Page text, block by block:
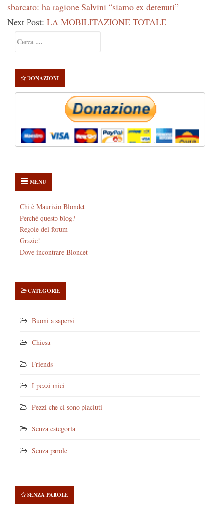
sbarcato: ha ragione Salvini “siamo ex detenuti” –
Next Post: LA MOBILITAZIONE TOTALE
Sidebar
per:
DONAZIONI
MENU
Chi è Maurizio Blondet
Perché questo blog?
Regole del forum
Grazie!
Dove incontrare Blondet
CATEGORIE
Buoni a sapersi
Chiesa
Friends
I pezzi miei
Pezzi che ci sono piaciuti
Senza categoria
Senza parole
SENZA PAROLE